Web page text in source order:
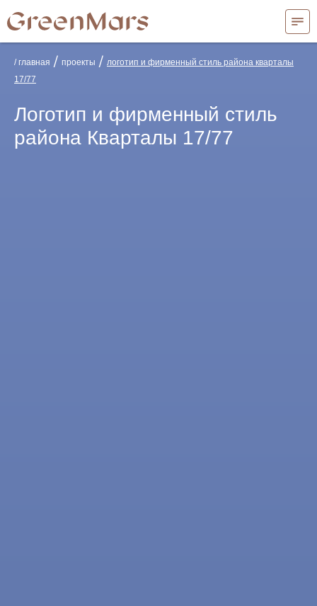
/ главная / проекты / логотип и фирменный стиль района кварталы
17/77
Логотип и фирменный стиль
района Кварталы 17/77